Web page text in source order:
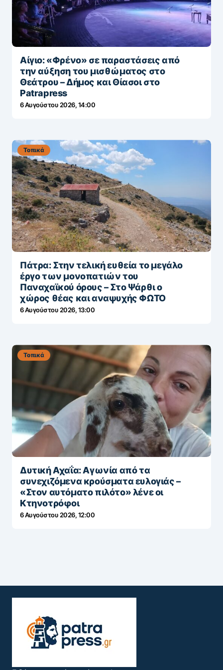
Αίγιο: «Φρένο» σε παραστάσεις από
την αύξηση του μισθώματος στο
Θεάτρου – Δήμος και Θίασοι στο
Patrapress
6 Αυγούστου 2026, 14:00
Τοπικά
Πάτρα: Στην τελική ευθεία το μεγάλο
έργο των μονοπατιών του
Παναχαϊκού όρους – Στο Ψάρθι ο
χώρος θέας και αναψυχής ΦΩΤΟ
6 Αυγούστου 2026, 13:00
Τοπικά
Δυτική Αχαΐα: Αγωνία από τα
συνεχιζόμενα κρούσματα ευλογιάς –
«Στον αυτόματο πιλότο» λένε οι
Κτηνοτρόφοι
6 Αυγούστου 2026, 12:00